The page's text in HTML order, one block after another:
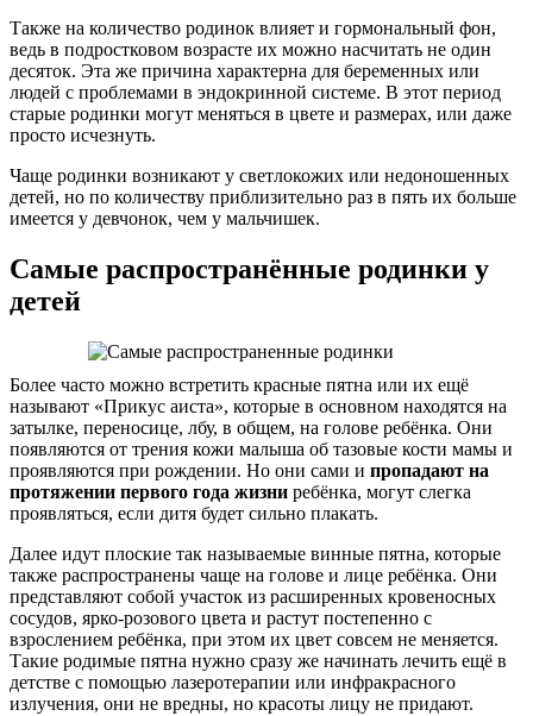
Также на количество родинок влияет и гормональный фон,
ведь в подростковом возрасте их можно насчитать не один
десяток. Эта же причина характерна для беременных или
людей с проблемами в эндокринной системе. В этот период
старые родинки могут меняться в цвете и размерах, или даже
просто исчезнуть.
Чаще родинки возникают у светлокожих или недоношенных
детей, но по количеству приблизительно раз в пять их больше
имеется у девчонок, чем у мальчишек.
Самые распространённые родинки у
детей
Более часто можно встретить красные пятна или их ещё
называют «Прикус аиста», которые в основном находятся на
затылке, переносице, лбу, в общем, на голове ребёнка. Они
появляются от трения кожи малыша об тазовые кости мамы и
проявляются при рождении. Но они сами и пропадают на
протяжении первого года жизни ребёнка, могут слегка
проявляться, если дитя будет сильно плакать.
Далее идут плоские так называемые винные пятна, которые
также распространены чаще на голове и лице ребёнка. Они
представляют собой участок из расширенных кровеносных
сосудов, ярко-розового цвета и растут постепенно с
взрослением ребёнка, при этом их цвет совсем не меняется.
Такие родимые пятна нужно сразу же начинать лечить ещё в
детстве с помощью лазеротерапии или инфракрасного
излучения, они не вредны, но красоты лицу не придают.